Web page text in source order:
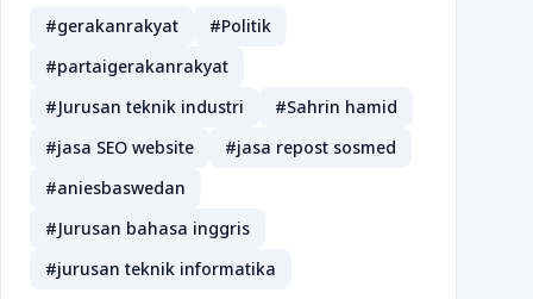
#gerakanrakyat
#Politik
#partaigerakanrakyat
#Jurusan teknik industri
#Sahrin hamid
#jasa SEO website
#jasa repost sosmed
#aniesbaswedan
#Jurusan bahasa inggris
#jurusan teknik informatika